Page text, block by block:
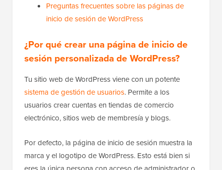
Preguntas frecuentes sobre las páginas de
inicio de sesión de WordPress
¿Por qué crear una página de inicio de
sesión personalizada de WordPress?
Tu sitio web de WordPress viene con un potente
sistema de gestión de usuarios. Permite a los
usuarios crear cuentas en tiendas de comercio
electrónico, sitios web de membresía y blogs.
Por defecto, la página de inicio de sesión muestra la
marca y el logotipo de WordPress. Esto está bien si